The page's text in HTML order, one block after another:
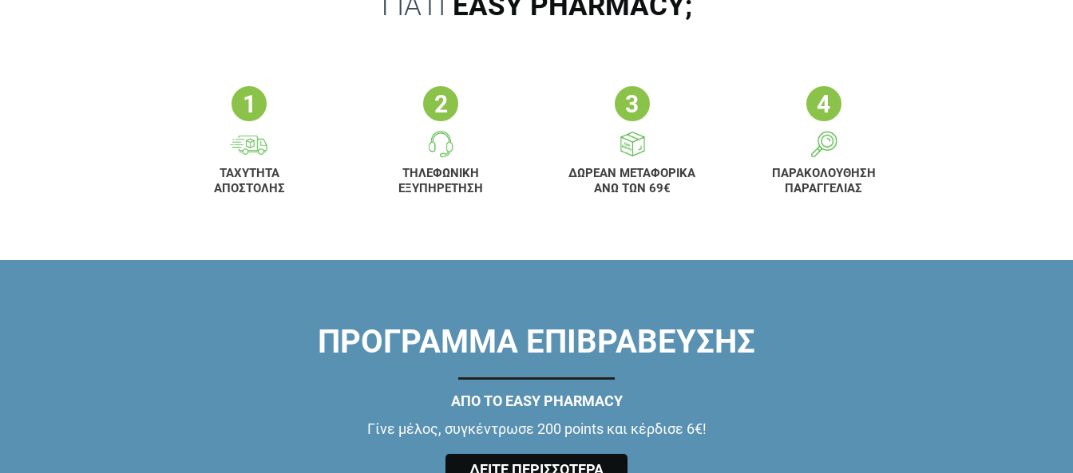
ΤΑΧΥΤΗΤΑ
ΑΠΟΣΤΟΛΗΣ
ΤΗΛΕΦΩΝΙΚΗ
ΕΞΥΠΗΡΕΤΗΣΗ
ΔΩΡΕΑΝ ΜΕΤΑΦΟΡΙΚΑ
ΑΝΩ ΤΩΝ 69€
ΠΑΡΑΚΟΛΟΥΘΗΣΗ
ΠΑΡΑΓΓΕΛΙΑΣ
ΠΡΟΓΡΑΜΜΑ ΕΠΙΒΡΑΒΕΥΣΗΣ
ΑΠΟ ΤΟ EASY PHARMACY
Γίνε μέλος, συγκέντρωσε 200 points και κέρδισε 6€!
ΔΕΙΤΕ ΠΕΡΙΣΣΟΤΕΡΑ